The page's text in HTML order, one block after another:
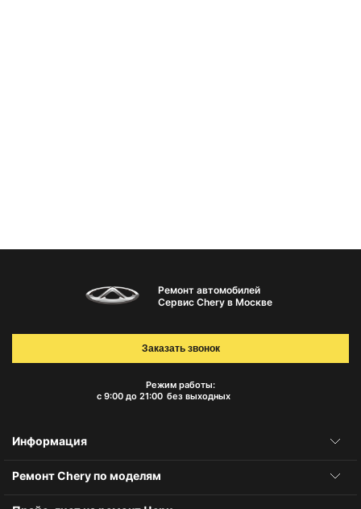
Ремонт автомобилей
Сервис Chery в Москве
Режим работы:
с 9:00 до 21:00 без выходных
Заказать звонок
Информация
Ремонт Chery по моделям